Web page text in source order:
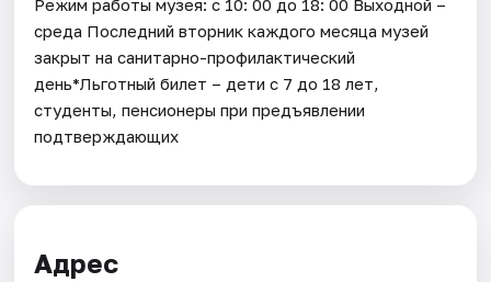
Режим работы музея: с 10: 00 до 18: 00 Выходной –
среда Последний вторник каждого месяца музей
закрыт на санитарно-профилактический
день*Льготный билет – дети с 7 до 18 лет,
студенты, пенсионеры при предъявлении
подтверждающих
Адрес